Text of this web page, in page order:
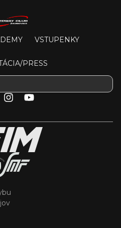
VSTUPENKY
PRESS